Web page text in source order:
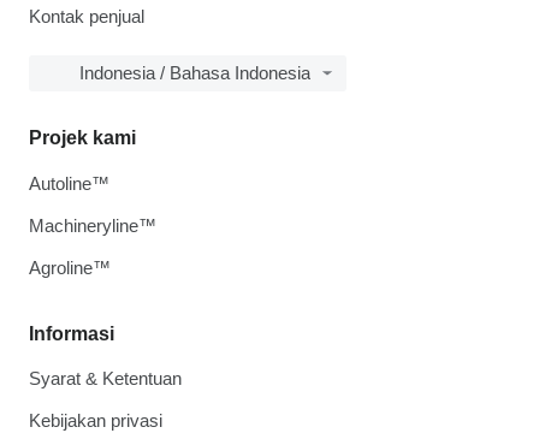
Kontak penjual
Indonesia / Bahasa Indonesia
Informasi
Syarat & Ketentuan
Kebijakan privasi
Projek kami
Autoline™
Machineryline™
Agroline™